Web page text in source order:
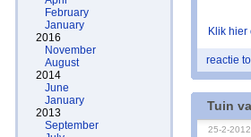
February
January
2016
November
August
2014
June
January
2013
September
Klik hier
reactie
Tuin
25-2-